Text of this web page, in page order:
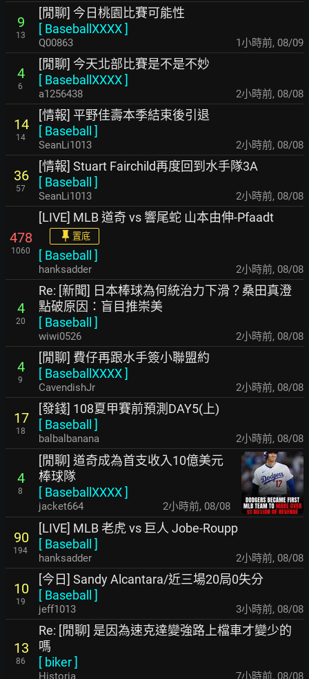
9
13
[閒聊] 今日桃園比賽可能性
[ BaseballXXXX]
Q00863 1小時前, 08/09
4
6
[閒聊] 今天北部比賽是不是不妙
[ BaseballXXXX]
a1256438 2小時前, 08/08
14
14
[情報] 平野佳壽本季結束後引退
[ Baseball ]
SeanLi1013 2小時前, 08/08
36
57
[情報] Stuart Fairchild再度回到水手隊3A
[ Baseball ]
SeanLi1013 2小時前, 08/08
478
1060
[LIVE] MLB 道奇 vs 響尾蛇 山本由伸-Pfaadt
置底
[ Baseball ]
hanksadder 2小時前, 08/08
4
20
Re: [新聞] 日本棒球為何統治力下滑？桑田真澄
點破原因：盲目推崇美
[ Baseball ]
wiwi0526 2小時前, 08/08
4
9
[閒聊] 費仔再跟水手簽小聯盟約
[ BaseballXXXX]
CavendishJr 2小時前, 08/08
17
18
[發錢] 108夏甲賽前預測DAY5(上)
[ Baseball ]
balbalbanana 2小時前, 08/08
4
8
[閒聊] 道奇成為首支收入10億美元
棒球隊
[ BaseballXXXX]
jacket664 2小時前, 08/08
90
194
[LIVE] MLB 老虎 vs 巨人 Jobe-Roupp
[ Baseball ]
hanksadder 2小時前, 08/08
10
19
[今日] Sandy Alcantara/近三場20局0失分
[ Baseball ]
jeff1013 3小時前, 08/08
13
86
Re: [閒聊] 是因為速克達變強路上檔車才變少的
嗎
[ biker]
Historia 7小時前, 08/08